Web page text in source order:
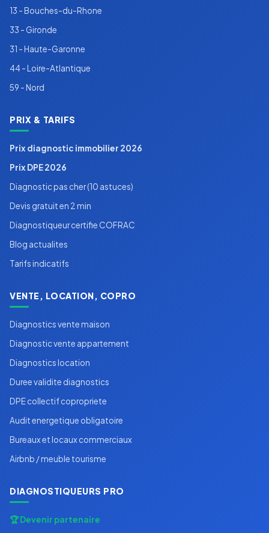
13 - Bouches-du-Rhone
33 - Gironde
31 - Haute-Garonne
44 - Loire-Atlantique
59 - Nord
PRIX & TARIFS
Prix diagnostic immobilier 2026
Prix DPE 2026
Diagnostic pas cher (10 astuces)
Devis gratuit en 2 min
Diagnostiqueur certifie COFRAC
Blog actualites
Tarifs indicatifs
VENTE, LOCATION, COPRO
Diagnostics vente maison
Diagnostic vente appartement
Diagnostics location
Duree validite diagnostics
DPE collectif copropriete
Audit energetique obligatoire
Bureaux et locaux commerciaux
Airbnb / meuble tourisme
DIAGNOSTIQUEURS PRO
🏆 Devenir partenaire